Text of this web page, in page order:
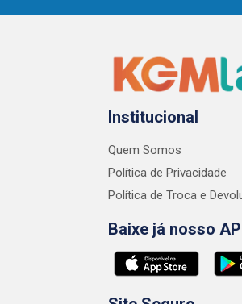
Institucional
Quem Somos
Política de Privacidade
Política de Troca e
Baixe já nosso